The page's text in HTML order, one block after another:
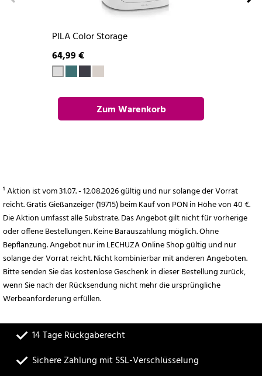
PILA Color Storage
64,99 €
Zum Warenkorb
¹ Aktion ist vom 31.07. - 12.08.2026 gültig und nur solange der Vorrat
reicht. Gratis Gießanzeiger (19715) beim Kauf von PON in Höhe von 40 €.
Die Aktion umfasst alle Substrate. Das Angebot gilt nicht für vorherige
oder offene Bestellungen. Keine Barauszahlung möglich. Ohne
Bepflanzung. Angebot nur im LECHUZA Online Shop gültig und nur
solange der Vorrat reicht. Nicht kombinierbar mit anderen Angeboten.
Bitte senden Sie das kostenlose Geschenk in dieser Bestellung zurück,
wenn Sie nach der Rücksendung nicht mehr die ursprüngliche
Werbeanforderung erfüllen.
14 Tage Rückgaberecht
Sichere Zahlung mit SSL-Verschlüsselung